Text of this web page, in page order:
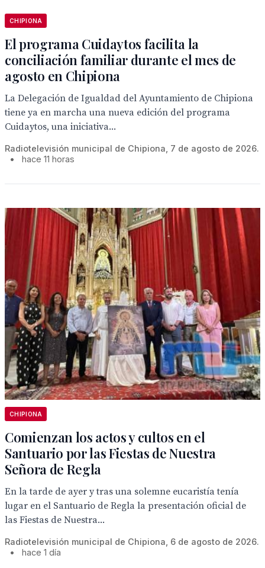
CHIPIONA
El programa Cuidaytos facilita la
conciliación familiar durante el mes de
agosto en Chipiona
La Delegación de Igualdad del Ayuntamiento de Chipiona
tiene ya en marcha una nueva edición del programa
Cuidaytos, una iniciativa...
Radiotelevisión municipal de Chipiona, 7 de agosto de 2026.
•
hace 11 horas
CHIPIONA
Comienzan los actos y cultos en el
Santuario por las Fiestas de Nuestra
Señora de Regla
En la tarde de ayer y tras una solemne eucaristía tenía
lugar en el Santuario de Regla la presentación oficial de
las Fiestas de Nuestra...
Radiotelevisión municipal de Chipiona, 6 de agosto de 2026.
•
hace 1 día